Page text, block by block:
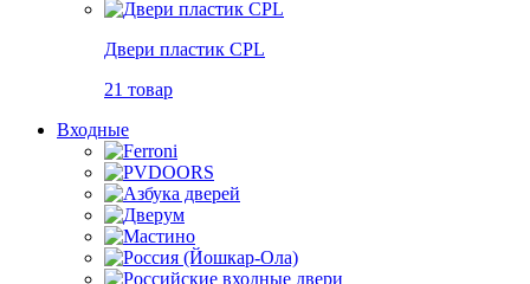
Двери пластик CPL
21 товар
Входные